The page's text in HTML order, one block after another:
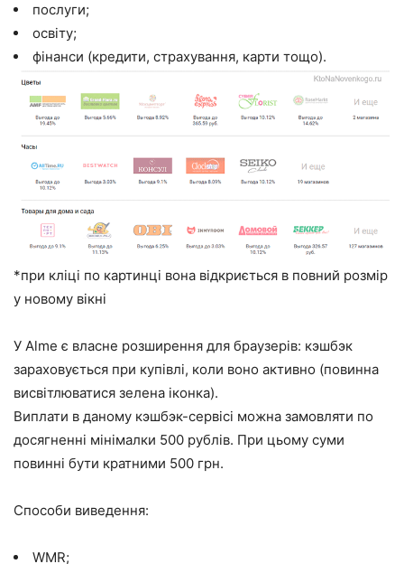
послуги;
освіту;
фінанси (кредити, страхування, карти тощо).
*при кліці по картинці вона відкриється в повний розмір
у новому вікні
У Alme є власне розширення для браузерів: кэшбэк
зараховується при купівлі, коли воно активно (повинна
висвітлюватися зелена іконка).
Виплати в даному кэшбэк-сервісі можна замовляти по
досягненні мінімалки 500 рублів. При цьому суми
повинні бути кратними 500 грн.
Способи виведення:
WMR;